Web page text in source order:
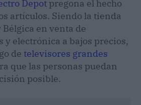
Depot pregona el hecho
artículos. Siendo la tienda
en venta de
y electrónica a bajos precios,
de televisores grandes
que las personas puedan
posible.